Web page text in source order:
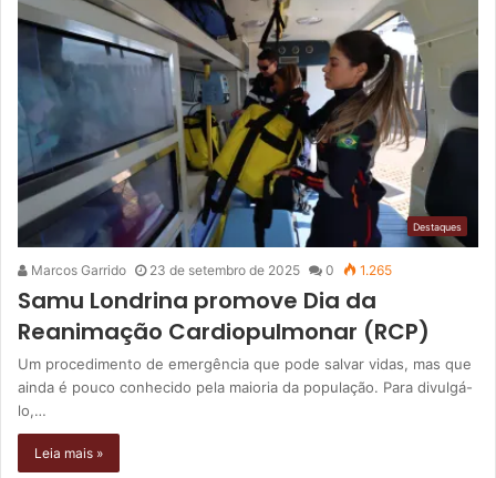
Destaques
Marcos Garrido 23 de setembro de 2025 0 1.265
Samu Londrina promove Dia da
Reanimação Cardiopulmonar (RCP)
Um procedimento de emergência que pode salvar vidas, mas que
ainda é pouco conhecido pela maioria da população. Para divulgá-
lo,…
Leia mais »